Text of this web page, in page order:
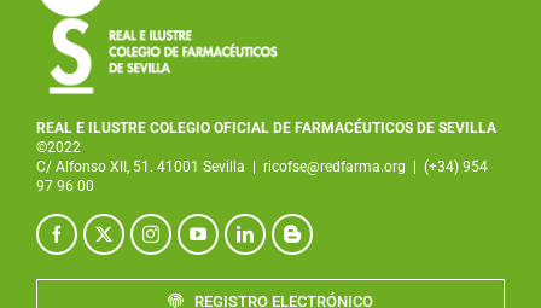
REAL E ILUSTRE COLEGIO OFICIAL DE FARMACÉUTICOS DE SEVILLA
©2022
C/ Alfonso XII, 51. 41001 Sevilla | ricofse@redfarma.org | (+34) 954
97 96 00
REGISTRO ELECTRÓNICO